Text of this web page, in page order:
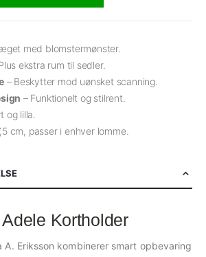
med blomstermønster.
ekstra rum til sedler.
– Beskytter mod uønsket scanning.
– Funktionelt og stilrent.
og lilla.
cm, passer i enhver lomme.
Kortholder
A. Eriksson kombinerer smart opbevaring